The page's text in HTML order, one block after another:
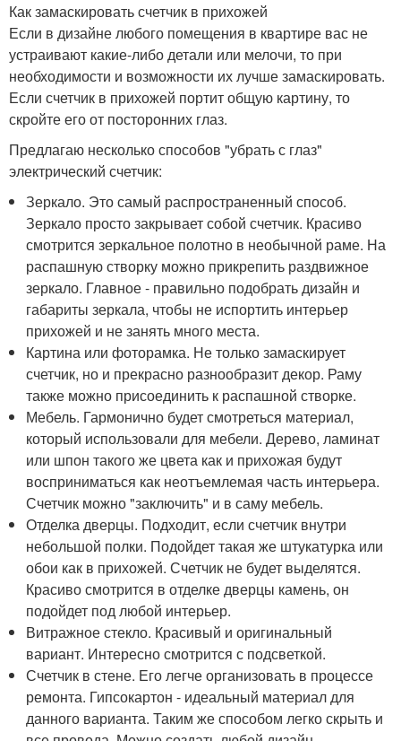
Как замаскировать счетчик в прихожей
Если в дизайне любого помещения в квартире вас не
устраивают какие-либо детали или мелочи, то при
необходимости и возможности их лучше замаскировать.
Если счетчик в прихожей портит общую картину, то
скройте его от посторонних глаз.
Предлагаю несколько способов "убрать с глаз"
электрический счетчик:
Зеркало. Это самый распространенный способ.
Зеркало просто закрывает собой счетчик. Красиво
смотрится зеркальное полотно в необычной раме. На
распашную створку можно прикрепить раздвижное
зеркало. Главное - правильно подобрать дизайн и
габариты зеркала, чтобы не испортить интерьер
прихожей и не занять много места.
Картина или фоторамка. Не только замаскирует
счетчик, но и прекрасно разнообразит декор. Раму
также можно присоединить к распашной створке.
Мебель. Гармонично будет смотреться материал,
который использовали для мебели. Дерево, ламинат
или шпон такого же цвета как и прихожая будут
восприниматься как неотъемлемая часть интерьера.
Счетчик можно "заключить" и в саму мебель.
Отделка дверцы. Подходит, если счетчик внутри
небольшой полки. Подойдет такая же штукатурка или
обои как в прихожей. Счетчик не будет выделятся.
Красиво смотрится в отделке дверцы камень, он
подойдет под любой интерьер.
Витражное стекло. Красивый и оригинальный
вариант. Интересно смотрится с подсветкой.
Счетчик в стене. Его легче организовать в процессе
ремонта. Гипсокартон - идеальный материал для
данного варианта. Таким же способом легко скрыть и